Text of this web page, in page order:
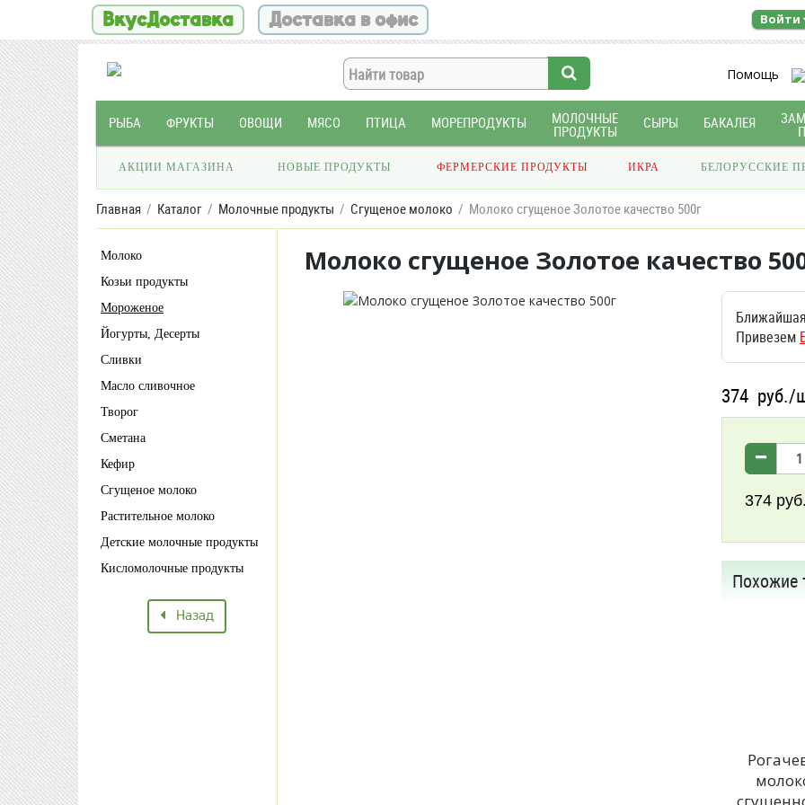
ВкусДоставка Доставка в офис Войти
Помощь
РЫБА ФРУКТЫ ОВОЩИ МЯСО ПТИЦА МОРЕПРОДУКТЫ МОЛОЧНЫЕ
ПРОДУКТЫ
СЫРЫ БАКАЛЕЯ
АКЦИИ МАГАЗИНА НОВЫЕ ПРОДУКТЫ ФЕРМЕРСКИЕ ПРОДУКТЫ ИКРА БЕЛОРУССКИЕ
Главная Каталог Молочные продукты Сгущеное молоко Молоко сгущеное Золотое качество 500г
Молоко
Козьи продукты
Мороженое
Йогурты, Десерты
Сливки
Масло сливочное
Творог
Сметана
Кефир
Сгущеное молоко
Растительное молоко
Детские молочные продукты
Кисломолочные продукты
Назад
Молоко сгущеное Золотое качество
Привезем
374 руб./
374 руб.
Похожие